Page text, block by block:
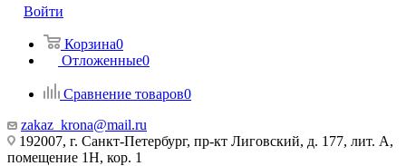
Войти
Корзина0
Отложенные0
Сравнение товаров0
zakaz_krona@mail.ru
192007, г. Санкт-Петербург, пр-кт Лиговский, д. 177, лит. А,
помещение 1Н, кор. 1